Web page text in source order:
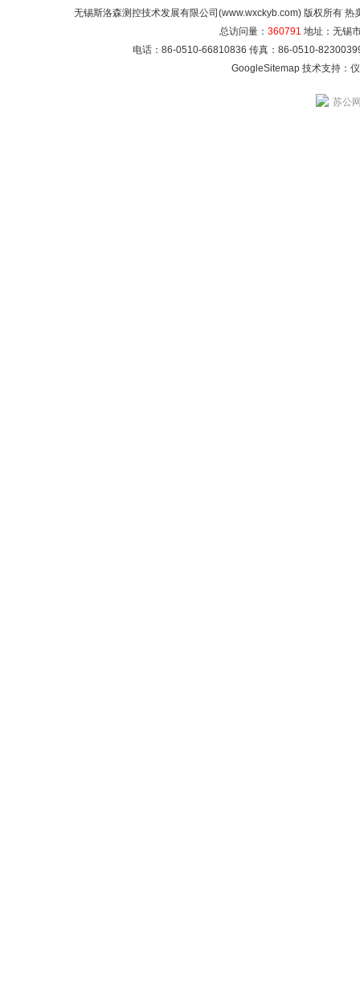
无锡斯洛森测控技术发展有限公司(www.wxckyb.com) 版权所有
总访问量： 360791 地址：无锡
电话：86-0510-66810836 传真：86-0510-
GoogleSitemap技术支持：
苏公